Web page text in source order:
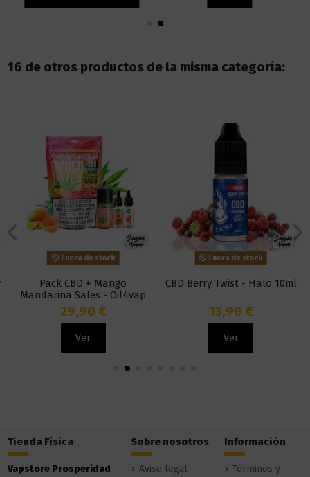
16 de otros productos de la misma categoría:
Fuera de stock
Pack CBD + Mango
Mandarina Sales - Oil4vap
29,90 €
Ver
Fuera de stock
CBD Berry Twist - Halo 10ml
13,90 €
Ver
Tienda Física
Vapstore Prosperidad
Sobre nosotros
Aviso legal
Información
Términos y